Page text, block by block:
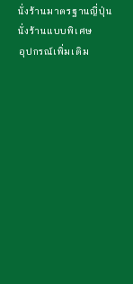
นั่งร้านมาตรฐานญี่ปุ่น
นั่งร้านแบบพิเศษ
อุปกรณ์เพิ่มเติม